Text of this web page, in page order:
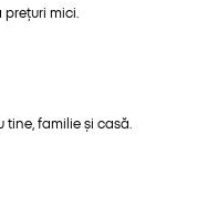
mici.
familie și casă.